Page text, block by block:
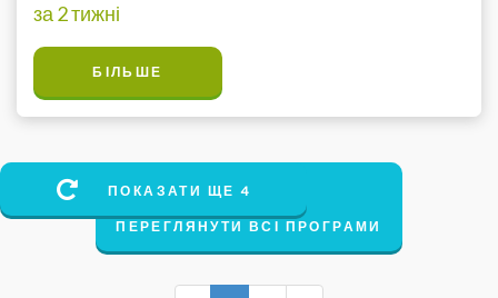
за 2 тижні
БІЛЬШЕ
ПОКАЗАТИ ЩЕ 4
ПЕРЕГЛЯНУТИ ВСІ ПРОГРАМИ